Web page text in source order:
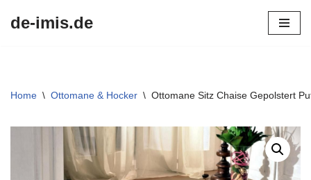
de-imis.de
Home \ Ottomane & Hocker \ Ottomane Sitz Chaise Gepolstert